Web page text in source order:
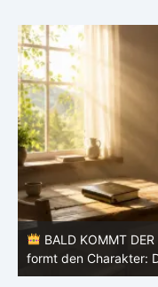
BALD KOMMT
Hingabe: Jeden Tag